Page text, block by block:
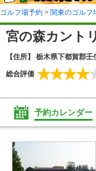
ゴルフ場予約 > 関東のゴルフ
宮の森カント
【住所】 栃木県下都賀郡
総合評価
予約カレンダー